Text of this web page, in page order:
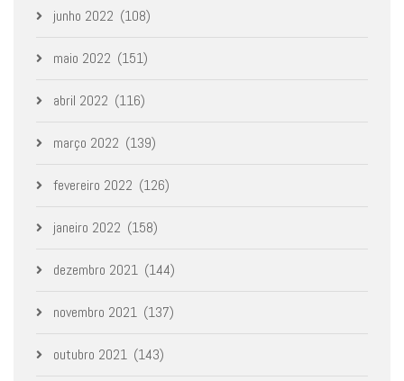
junho 2022 (108)
maio 2022 (151)
abril 2022 (116)
março 2022 (139)
fevereiro 2022 (126)
janeiro 2022 (158)
dezembro 2021 (144)
novembro 2021 (137)
outubro 2021 (143)